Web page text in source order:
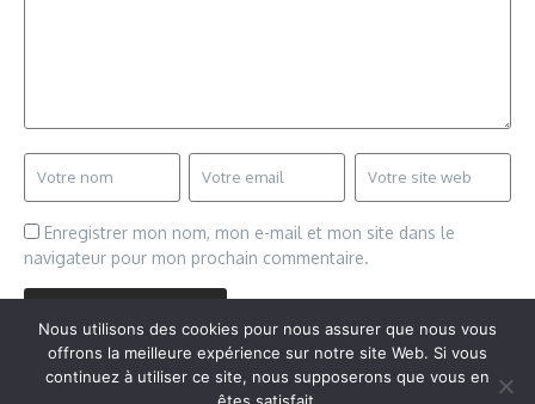
Enregistrer mon nom, mon e-mail et mon site dans le
navigateur pour mon prochain commentaire.
Nous utilisons des cookies pour nous assurer que nous vous
offrons la meilleure expérience sur notre site Web. Si vous
continuez à utiliser ce site, nous supposerons que vous en